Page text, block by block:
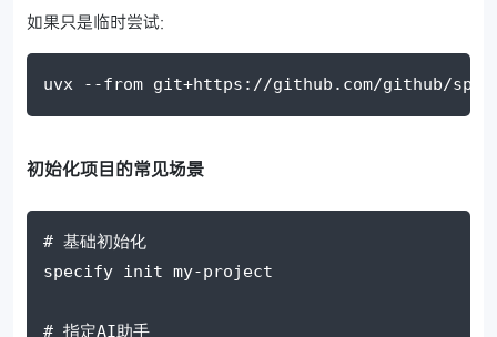
如果只是临时尝试:
uvx --from git+https://github.com/github/
初始化项目的常见场景
# 基础初始化
specify init my-project
# 指定AI助手